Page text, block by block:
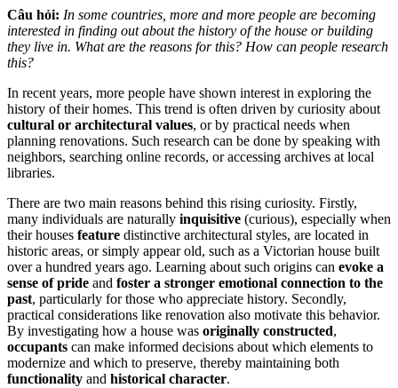
Câu hỏi: In some countries, more and more people are becoming
interested in finding out about the history of the house or building
they live in. What are the reasons for this? How can people research
this?
In recent years, more people have shown interest in exploring the
history of their homes. This trend is often driven by curiosity about
cultural or architectural values, or by practical needs when
planning renovations. Such research can be done by speaking with
neighbors, searching online records, or accessing archives at local
libraries.
There are two main reasons behind this rising curiosity. Firstly,
many individuals are naturally inquisitive (curious), especially when
their houses feature distinctive architectural styles, are located in
historic areas, or simply appear old, such as a Victorian house built
over a hundred years ago. Learning about such origins can evoke a
sense of pride and foster a stronger emotional connection to the
past, particularly for those who appreciate history. Secondly,
practical considerations like renovation also motivate this behavior.
By investigating how a house was originally constructed,
occupants can make informed decisions about which elements to
modernize and which to preserve, thereby maintaining both
functionality and historical character.